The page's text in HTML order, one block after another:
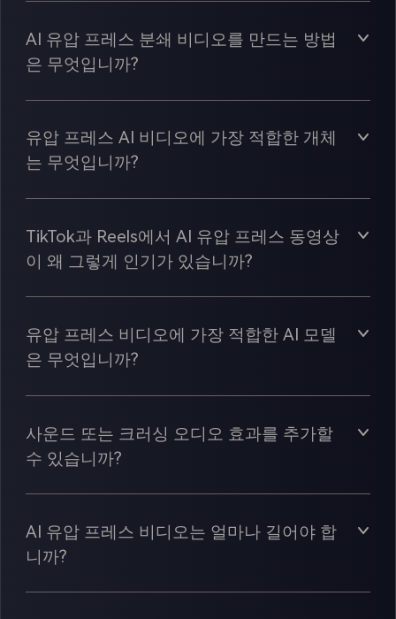
AI 유압 프레스 분쇄 비디오를 만드는 방법
은 무엇입니까?
유압 프레스 AI 비디오에 가장 적합한 개체
는 무엇입니까?
TikTok과 Reels에서 AI 유압 프레스 동영상
이 왜 그렇게 인기가 있습니까?
유압 프레스 비디오에 가장 적합한 AI 모델
은 무엇입니까?
사운드 또는 크러싱 오디오 효과를 추가할
수 있습니까?
AI 유압 프레스 비디오는 얼마나 길어야 합
니까?